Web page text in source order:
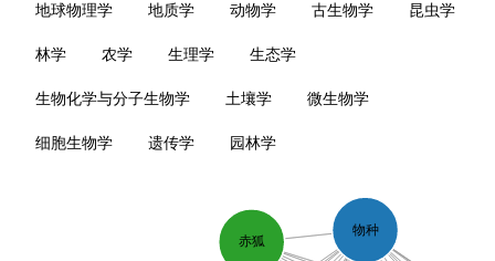
地球物理学 地质学 动物学 古生物学 昆虫学
林学 农学 生理学 生态学
生物化学与分子生物学 土壤学 微生物学
细胞生物学 遗传学 园林学
物种
赤狐